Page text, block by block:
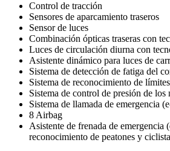
Control de tracción
Sensores de aparcamiento traseros
Sensor de luces
Combinación ópticas traseras con
Luces de circulación diurna con
Asistente dinámico para luces de
Sistema de detección de fatiga del
Sistema de reconocimiento de
Sistema de control de presión de los
Sistema de llamada de emergencia
8 Airbag
Asistente de frenada de emergencia
reconocimiento de peatones y